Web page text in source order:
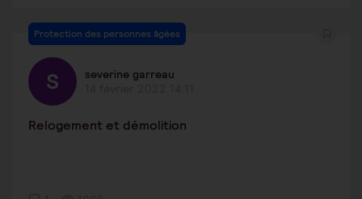
Protection des personnes âgées
severine garreau
Relogement et démolition